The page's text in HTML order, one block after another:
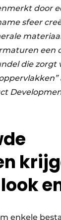
door
sfeer
een
die zorgt
enkele